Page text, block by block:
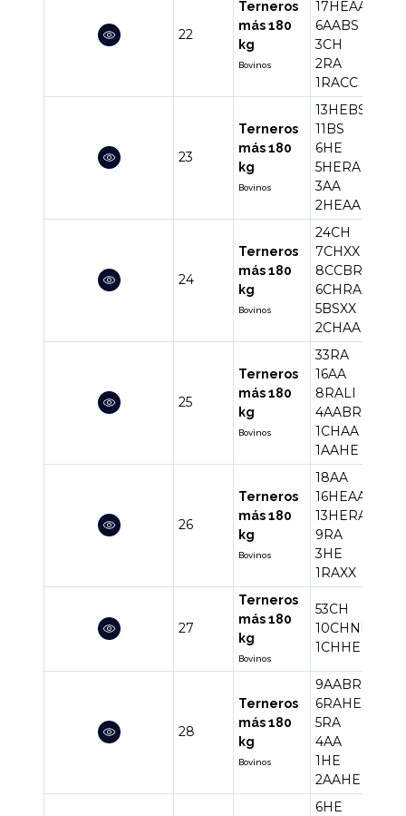
22
Terneros
más 180
kg
Bovinos
17HEAA
6AABS
3CH
2RA
1RACC
23
Terneros
más 180
kg
Bovinos
13HEBS
11BS
6HE
5HERA
3AA
2HEAA
24
Terneros
más 180
kg
Bovinos
24CH
7CHXX
8CCBR
6CHRA
5BSXX
2CHAA
25
Terneros
más 180
kg
Bovinos
33RA
16AA
8RALI
4AABR
1CHAA
1AAHE
26
Terneros
más 180
kg
Bovinos
18AA
16HEAA
13HERA
9RA
3HE
1RAXX
27
Terneros
más 180
kg
Bovinos
53CH
10CHNE
1CHHE
28
Terneros
más 180
kg
Bovinos
9AABR
6RAHE
5RA
4AA
1HE
2AAHE
6HE